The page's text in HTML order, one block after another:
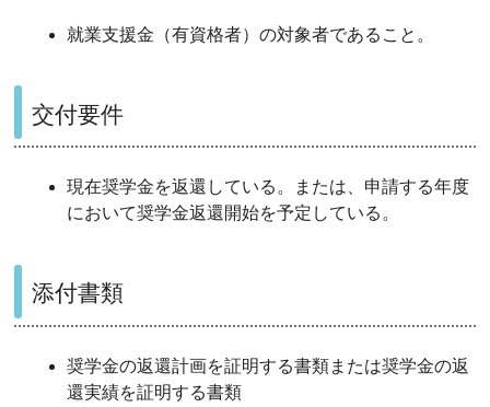
就業支援金（有資格者）の対象者であること。
交付要件
現在奨学金を返還している。または、申請する年度
において奨学金返還開始を予定している。
添付書類
奨学金の返還計画を証明する書類または奨学金の返
還実績を証明する書類